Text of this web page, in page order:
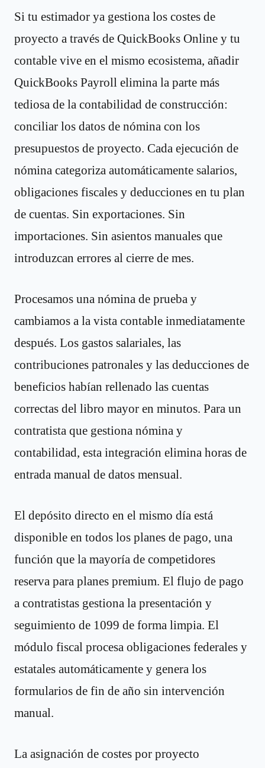
Si tu estimador ya gestiona los costes de
proyecto a través de QuickBooks Online y tu
contable vive en el mismo ecosistema, añadir
QuickBooks Payroll elimina la parte más
tediosa de la contabilidad de construcción:
conciliar los datos de nómina con los
presupuestos de proyecto. Cada ejecución de
nómina categoriza automáticamente salarios,
obligaciones fiscales y deducciones en tu plan
de cuentas. Sin exportaciones. Sin
importaciones. Sin asientos manuales que
introduzcan errores al cierre de mes.
Procesamos una nómina de prueba y
cambiamos a la vista contable inmediatamente
después. Los gastos salariales, las
contribuciones patronales y las deducciones de
beneficios habían rellenado las cuentas
correctas del libro mayor en minutos. Para un
contratista que gestiona nómina y
contabilidad, esta integración elimina horas de
entrada manual de datos mensual.
El depósito directo en el mismo día está
disponible en todos los planes de pago, una
función que la mayoría de competidores
reserva para planes premium. El flujo de pago
a contratistas gestiona la presentación y
seguimiento de 1099 de forma limpia. El
módulo fiscal procesa obligaciones federales y
estatales automáticamente y genera los
formularios de fin de año sin intervención
manual.
La asignación de costes por proyecto